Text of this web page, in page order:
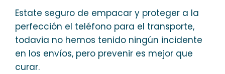
Estate seguro de empacar y proteger a la
perfección el teléfono para el transporte,
todavia no hemos tenido ningún incidente
en los envíos, pero prevenir es mejor que
curar.